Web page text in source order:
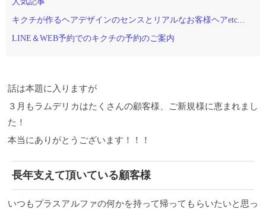
キクチが作るヘアデザインのセンスとリアルなお客様ヘアetc...
LINE＆WEB予約でのキクチの予約のご案内
話は本題に入りますが
３月もラムデリカはたくさんの顧客様、ご新規様に恵まれまし
た！
本当にありがとうございます！！！
長年支えて頂いている顧客様
いつもプラスアルファの何かを持って帰ってもらいたいと思っ